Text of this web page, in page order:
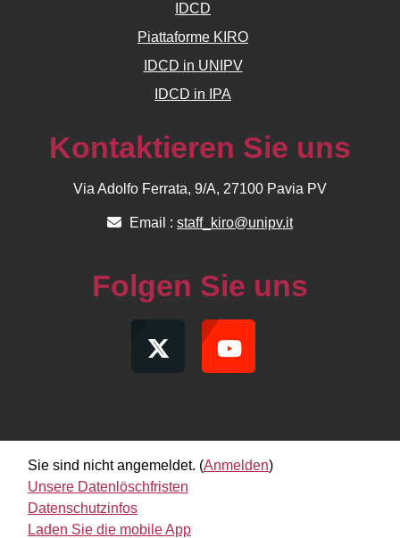
IDCD
Piattaforme KIRO
IDCD in UNIPV
IDCD in IPA
Kontaktieren Sie uns
Via Adolfo Ferrata, 9/A, 27100 Pavia PV
Email : staff_kiro@unipv.it
Folgen Sie uns
Sie sind nicht angemeldet. (Anmelden)
Unsere Datenlöschfristen
Datenschutzinfos
Laden Sie die mobile App